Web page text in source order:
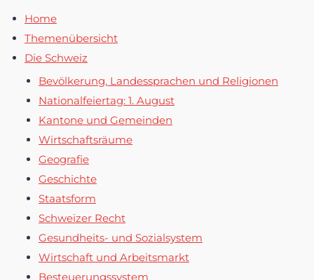
Home
Themenübersicht
Die Schweiz
Bevölkerung, Landessprachen und Religionen
Nationalfeiertag: 1. August
Kantone und Gemeinden
Wirtschaftsräume
Geografie
Geschichte
Staatsform
Schweizer Recht
Gesundheits- und Sozialsystem
Wirtschaft und Arbeitsmarkt
Besteuerungssystem